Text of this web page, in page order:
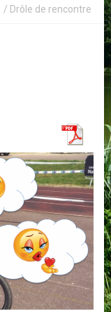
/ Drôle de rencontre